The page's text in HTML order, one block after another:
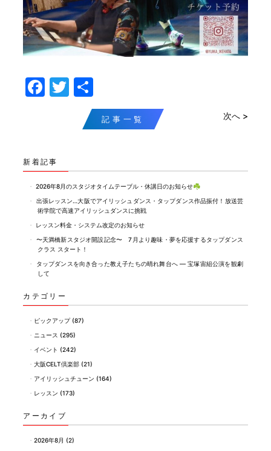
F
b
o
o
k
T
itt
有
次へ >
記事一覧
新着記事
2026年8月のスタジオタイムテーブル・休講日のお知らせ☘️
出張レッスン…大阪でアイリッシュダンス・タップダンス作品振付！放送芸
術学院で高速アイリッシュダンスに挑戦
レッスン料金・システム改定のお知らせ
〜天満橋新スタジオ開設記念〜 7月より趣味・夢を応援するタップダンス
クラス スタート！
タップダンスを向き合った教え子たちの晴れ舞台へ ― 宝塚宙組公演を観劇
して
カテゴリー
ピックアップ(87)
ニュース (295)
イベント (242)
大阪CELT倶楽部 (21)
アイリッシュチューン (164)
レッスン (173)
アーカイブ
2026年8月 (2)